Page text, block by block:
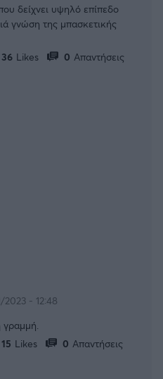
δείχνει υψηλό επίπεδο
γνώση της μπασκετικής
36 Likes 0 Απαντήσεις
2023 - 12:48
γραμμή.
15 Likes 0 Απαντήσεις